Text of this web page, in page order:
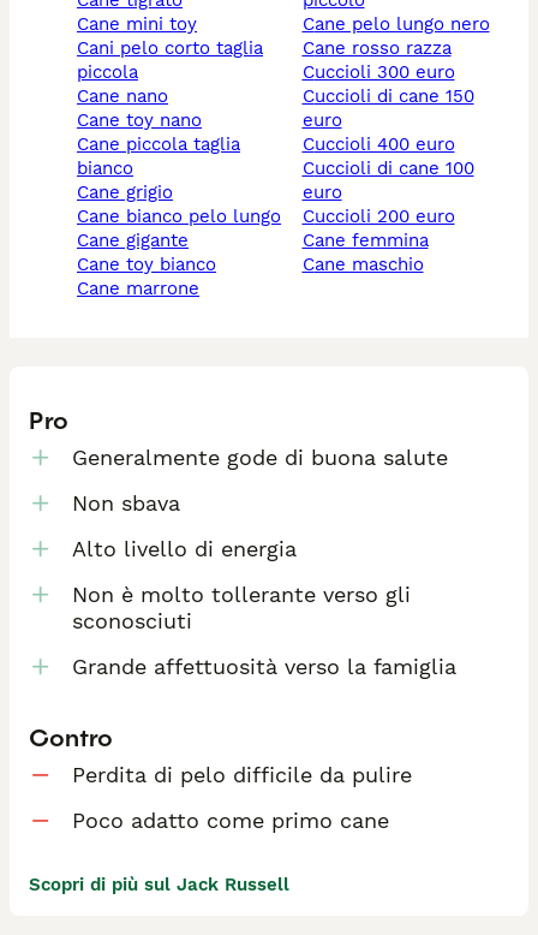
cane mini toy
cani pelo corto taglia
piccola
cane nano
cane toy nano
cane piccola taglia
bianco
cane grigio
cane bianco pelo lungo
cane gigante
cane toy bianco
cane marrone
cane pelo lungo nero
cane rosso razza
cuccioli 300 euro
cuccioli di cane 150
euro
cuccioli 400 euro
cuccioli di cane 100
euro
cuccioli 200 euro
cane femmina
cane maschio
Pro
Generalmente gode di buona salute
Non sbava
Alto livello di energia
Non è molto tollerante verso gli
sconosciuti
Grande affettuosità verso la famiglia
Contro
Perdita di pelo difficile da pulire
Poco adatto come primo cane
Scopri di più sul Jack Russell